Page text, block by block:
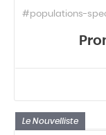
#populations-
Le Nouvelliste